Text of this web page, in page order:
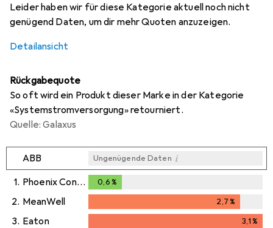
Leider haben wir für diese Kategorie aktuell noch nicht
genügend Daten, um dir mehr Quoten anzuzeigen.
Detailansicht
Rückgabequote
So oft wird ein Produkt dieser Marke in der Kategorie
«Systemstromversorgung» retourniert.
Quelle: Galaxus
ABB Ungenügende Daten i
1. Phoenix Contact 0,6 %
2. MeanWell 2,7%
2,7%
3. Eaton 3,1%